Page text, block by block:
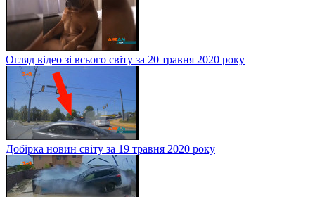
Огляд відео зі всього світу за 20 травня 2020 року
Добірка новин світу за 19 травня 2020 року